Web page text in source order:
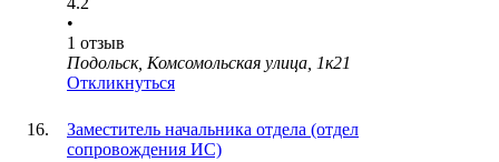
•
1 отзыв
Подольск, Комсомольская улица, 1к21
Откликнуться
Заместитель начальника отдела (отдел
сопровождения ИС)